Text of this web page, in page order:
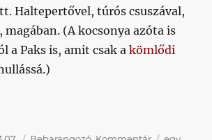
Haltepertővel, túrós csuszával,
magában. (A kocsonya azóta is
a Paks is, amit csak akömlődi
amikor erősen kell hinni